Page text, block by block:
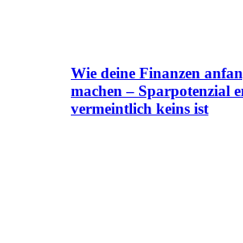
Wie deine Finanzen
machen – Sparpotenzial
vermeintlich keins ist